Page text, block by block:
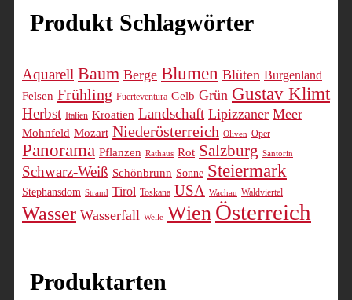
Produkt Schlagwörter
Aquarell Baum Berge Blumen Blüten Burgenland
Felsen Frühling Fuerteventura Gelb Grün Gustav Klimt
Herbst Italien Kroatien Landschaft Lipizzaner Meer
Mohnfeld Mozart Niederösterreich Oliven Oper
Panorama Pflanzen Rathaus Rot Salzburg Santorin
Schwarz-Weiß Schönbrunn Sonne Steiermark
Stephansdom Strand Tirol Toskana USA Wachau Waldviertel
Wasser Wasserfall Welle Wien Österreich
Produktarten